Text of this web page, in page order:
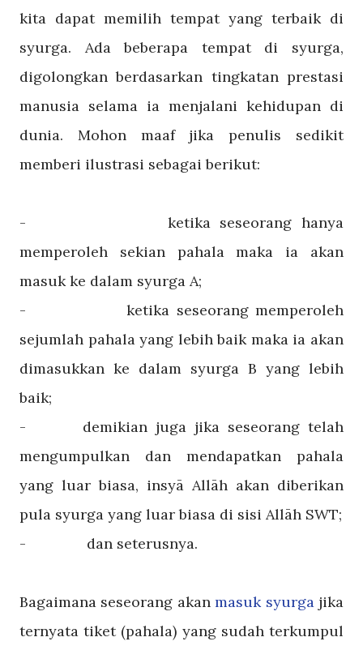
kita dapat memilih tempat yang terbaik di
syurga. Ada beberapa tempat di syurga,
digolongkan berdasarkan tingkatan prestasi
manusia selama ia menjalani kehidupan di
dunia. Mohon maaf jika penulis sedikit
memberi ilustrasi sebagai berikut:
-
ketika seseorang hanya
memperoleh sekian pahala maka ia akan
masuk ke dalam syurga A;
-
ketika seseorang memperoleh
sejumlah pahala yang lebih baik maka ia akan
dimasukkan ke dalam syurga B yang lebih
baik;
-
demikian juga jika seseorang telah
mengumpulkan dan mendapatkan pahala
yang luar biasa, insyā Allāh akan diberikan
pula syurga yang luar biasa di sisi Allāh SWT;
-
dan seterusnya.
Bagaimana seseorang akanmasuk syurgajika
ternyata tiket (pahala) yang sudah terkumpul